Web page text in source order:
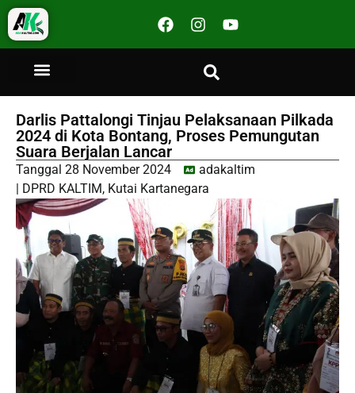
Darlis Pattalongi Tinjau Pelaksanaan Pilkada
2024 di Kota Bontang, Proses Pemungutan
Suara Berjalan Lancar
Tanggal 28 November 2024
adakaltim
DPRD KALTIM, Kutai Kartanegara